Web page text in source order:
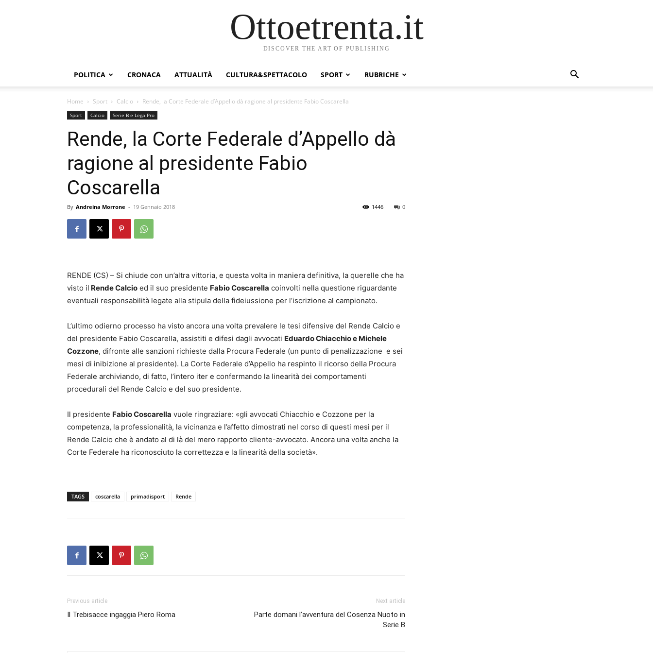
Ottoetrenta.it
DISCOVER THE ART OF PUBLISHING
POLITICA CRONACA ATTUALITÀ CULTURA&SPETTACOLO SPORT RUBRICHE
Home Sport Calcio Rende, la Corte Federale d’Appello dà ragione al presidente Fabio Coscarella
Sport Calcio Serie B e Lega Pro
Rende, la Corte Federale d’Appello dà
ragione al presidente Fabio
Coscarella
By Andreina Morrone - 19 Gennaio 2018 0
1446
RENDE (CS) – Si chiude con un’altra vittoria, e questa volta in maniera definitiva, la querelle che ha
visto il Rende Calcio ed il suo presidente Fabio Coscarella coinvolti nella questione riguardante
eventuali responsabilità legate alla stipula della fideiussione per l’iscrizione al campionato.
L’ultimo odierno processo ha visto ancora una volta prevalere le tesi difensive del Rende Calcio e
del presidente Fabio Coscarella, assistiti e difesi dagli avvocati Eduardo Chiacchio e Michele
Cozzone, difronte alle sanzioni richieste dalla Procura Federale (un punto di penalizzazione e sei
mesi di inibizione al presidente). La Corte Federale d’Appello ha respinto il ricorso della Procura
Federale archiviando, di fatto, l’intero iter e confermando la linearità dei comportamenti
procedurali del Rende Calcio e del suo presidente.
Il presidente Fabio Coscarella vuole ringraziare: «gli avvocati Chiacchio e Cozzone per la
competenza, la professionalità, la vicinanza e l’affetto dimostrati nel corso di questi mesi per il
Rende Calcio che è andato al di là del mero rapporto cliente-avvocato. Ancora una volta anche la
Corte Federale ha riconosciuto la correttezza e la linearità della società».
TAGS coscarella primadisport Rende
Previous article
Il Trebisacce ingaggia Piero Roma
Next article
Parte domani l’avventura del Cosenza Nuoto in
Serie B